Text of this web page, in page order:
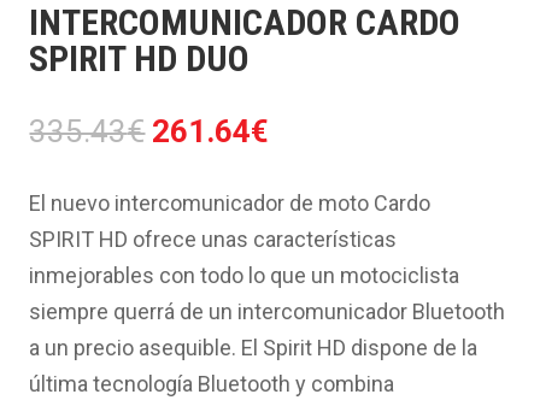
INTERCOMUNICADOR CARDO
SPIRIT HD DUO
335.43€ El
original
era:
335.43€.
261.64€
actual
es:
261.64€.
El nuevo intercomunicador de moto Cardo
SPIRIT HD ofrece unas características
inmejorables con todo lo que un motociclista
siempre querrá de un intercomunicador Bluetooth
a un precio asequible. El Spirit HD dispone de la
última tecnología Bluetooth y combina